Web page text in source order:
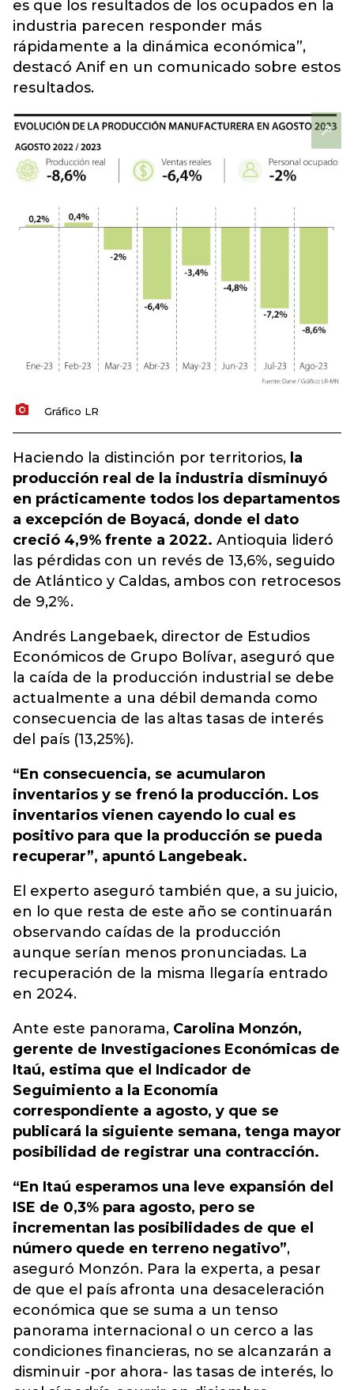
es que los resultados de los ocupados en la
industria parecen responder más
rápidamente a la dinámica económica”,
destacó Anif en un comunicado sobre estos
resultados.
Gráfico LR
Haciendo la distinción por territorios, la
producción real de la industria disminuyó
en prácticamente todos los departamentos
a excepción de Boyacá, donde el dato
creció 4,9% frente a 2022. Antioquia lideró
las pérdidas con un revés de 13,6%, seguido
de Atlántico y Caldas, ambos con retrocesos
de 9,2%.
Andrés Langebaek, director de Estudios
Económicos de Grupo Bolívar, aseguró que
la caída de la producción industrial se debe
actualmente a una débil demanda como
consecuencia de las altas tasas de interés
del país (13,25%).
“En consecuencia, se acumularon
inventarios y se frenó la producción. Los
inventarios vienen cayendo lo cual es
positivo para que la producción se pueda
recuperar”, apuntó Langebeak.
El experto aseguró también que, a su juicio,
en lo que resta de este año se continuarán
observando caídas de la producción
aunque serían menos pronunciadas. La
recuperación de la misma llegaría entrado
en 2024.
Ante este panorama, Carolina Monzón,
gerente de Investigaciones Económicas de
Itaú, estima que el Indicador de
Seguimiento a la Economía
correspondiente a agosto, y que se
publicará la siguiente semana, tenga mayor
posibilidad de registrar una contracción.
“En Itaú esperamos una leve expansión del
ISE de 0,3% para agosto, pero se
incrementan las posibilidades de que el
número quede en terreno negativo”,
aseguró Monzón. Para la experta, a pesar
de que el país afronta una desaceleración
económica que se suma a un tenso
panorama internacional o un cerco a las
condiciones financieras, no se alcanzarán a
disminuir -por ahora- las tasas de interés, lo